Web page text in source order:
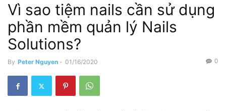
Vì sao tiệm nails cần sử dụng
phần mềm quản lý Nails
Solutions?
By Peter Nguyen - 01/16/2020 0